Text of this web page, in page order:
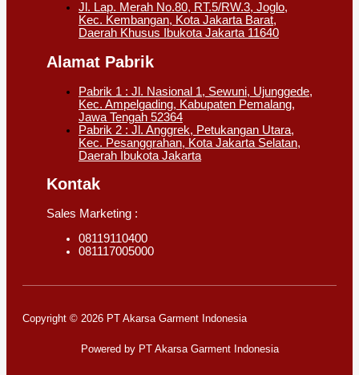
Jl. Lap. Merah No.80, RT.5/RW.3, Joglo,
Kec. Kembangan, Kota Jakarta Barat,
Daerah Khusus Ibukota Jakarta 11640
Alamat Pabrik
Pabrik 1 : Jl. Nasional 1, Sewuni, Ujunggede,
Kec. Ampelgading, Kabupaten Pemalang,
Jawa Tengah 52364
Pabrik 2 : Jl. Anggrek, Petukangan Utara,
Kec. Pesanggrahan, Kota Jakarta Selatan,
Daerah Ibukota Jakarta
Kontak
Sales Marketing :
08119110400
081117005000
Copyright © 2026 PT Akarsa Garment Indonesia
Powered by PT Akarsa Garment Indonesia